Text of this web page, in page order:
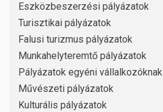
Eszközbeszerzési pályázatok
Turisztikai pályázatok
Falusi turizmus pályázatok
Munkahelyteremtő pályázatok
Pályázatok egyéni vállalkozóknak
Művészeti pályázatok
Kulturális pályázatok